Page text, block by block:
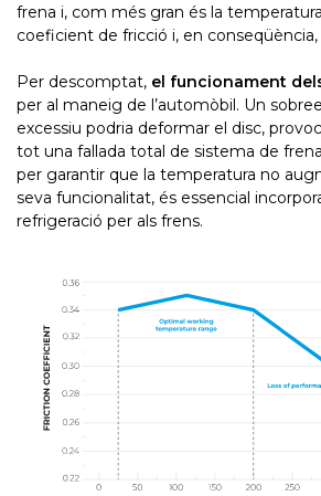
frena i, com més gran és la
coeficient de fricció i, en
Per descomptat, el funcionament
per al maneig de l’automòbil. Un
excessiu podria deformar el disc,
tot una fallada total de sistema de
per garantir que la temperatura no
seva funcionalitat, és essencial
refrigeració per als frens.